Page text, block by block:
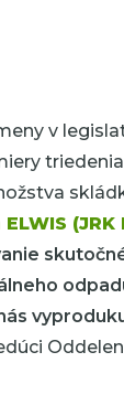
v
(JRK